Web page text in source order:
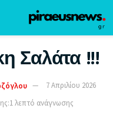
Σαλάτα !!!
7 Απριλίου 2026
λεπτό ανάγνωσης